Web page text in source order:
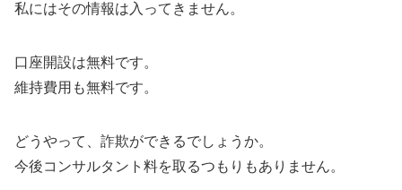
私にはその情報は入ってきません。
口座開設は無料です。
維持費用も無料です。
どうやって、詐欺ができるでしょうか。
今後コンサルタント料を取るつもりもありません。